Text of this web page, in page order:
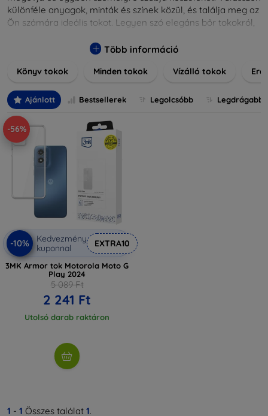
különféle anyagok, minták és színek közül, és találja meg az
Ön számára ideális tokot. Legyen szó elegáns bőr tokokról,
nálunk mindenki megtalálja a stílusához leginkább illő
különlegesebbé eszközeit a tökéletes tokkal!
Több információ
Könyv tokok Minden tokok Vízálló tokok
Ajánlott Bestsellerek Legolcsóbb Legdrágabb
-56%
-10%
Kedvezmény
kuponnal
EXTRA10
3MK Armor tok Motorola Moto G
Play 2024
5 089 Ft
2 241 Ft
Utolsó darab raktáron
1 - 1 Összes találat 1.